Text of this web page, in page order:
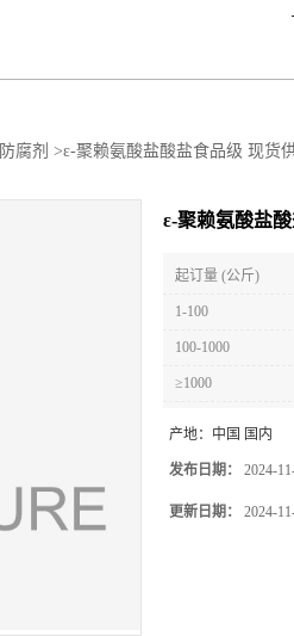
防腐剂 >ε-聚赖氨酸盐酸盐食品级 现货
ε-聚赖氨酸盐
起订量 (公斤)
1-100
100-1000
≥1000
产地： 中国 国内
发布日期： 2024-
更新日期： 2024-